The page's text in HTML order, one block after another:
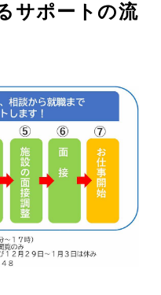
サポートの流